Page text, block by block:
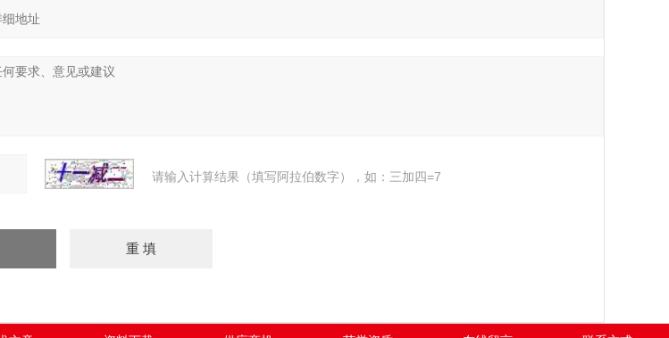
请输入计算结果（填写阿拉伯数字），如：三加四=7